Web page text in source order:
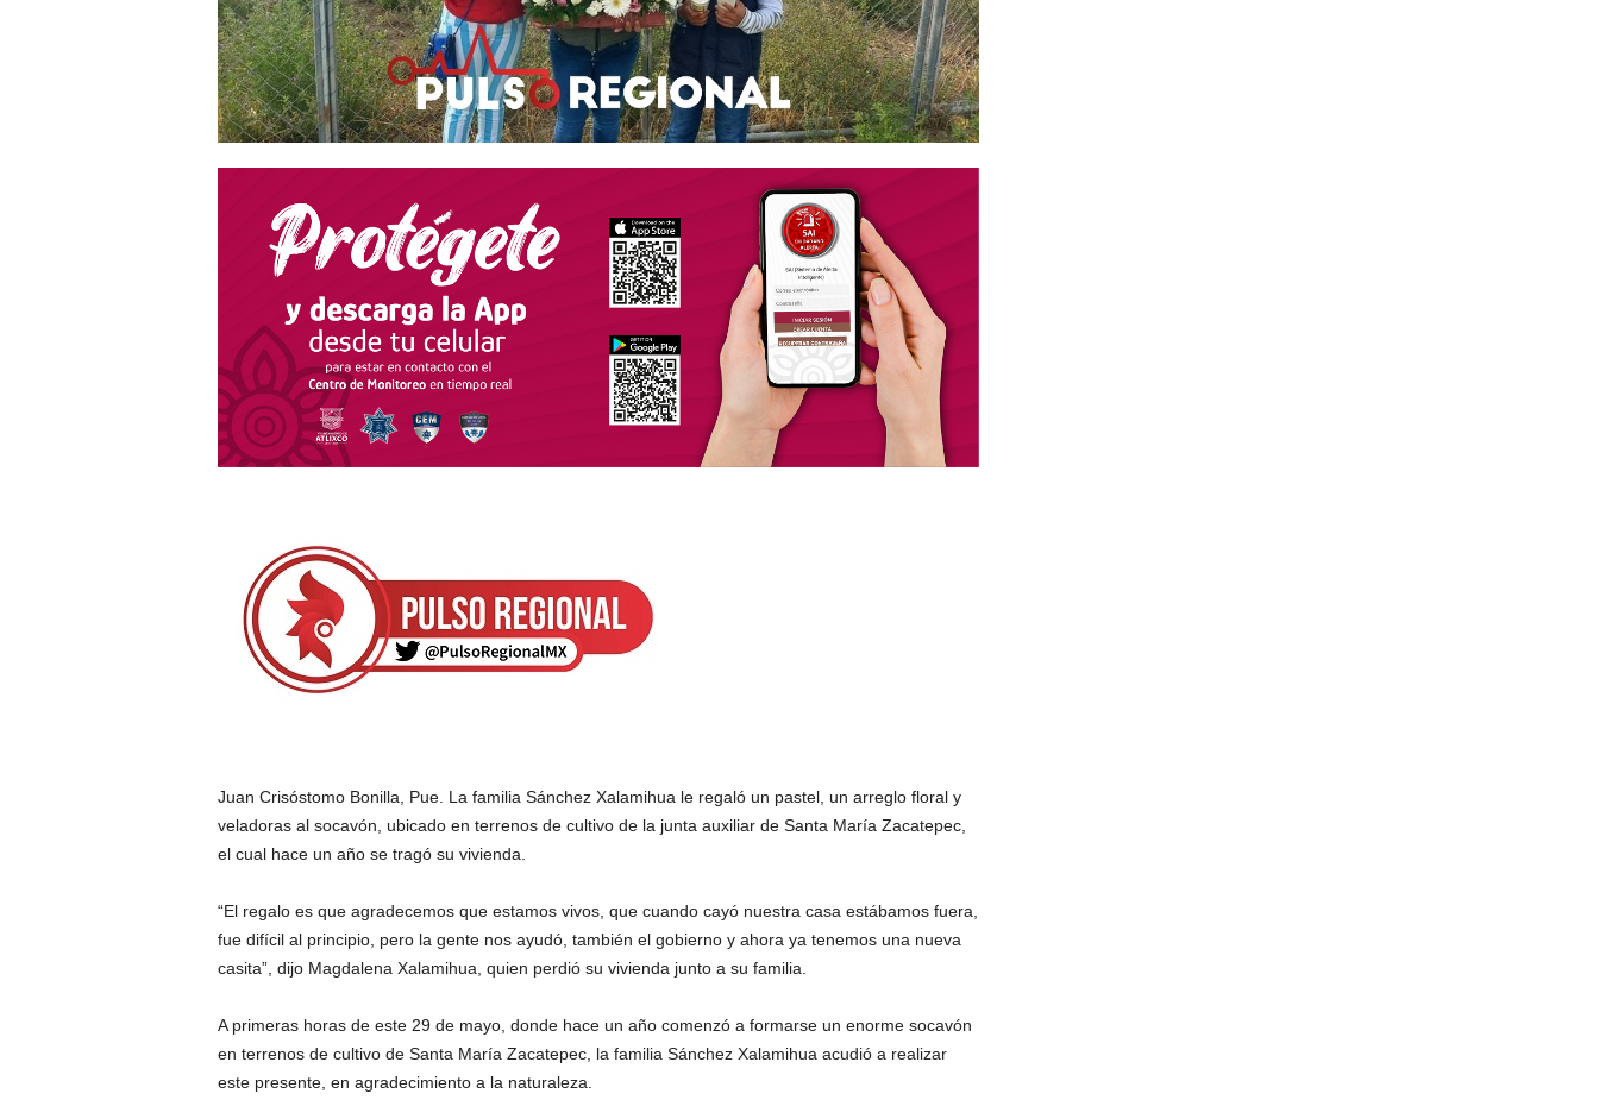
Juan Crisóstomo Bonilla, Pue. La familia Sánchez Xalamihua le regaló un pastel, un arreglo floral y
veladoras al socavón, ubicado en terrenos de cultivo de la junta auxiliar de Santa María Zacatepec,
el cual hace un año se tragó su vivienda.
“El regalo es que agradecemos que estamos vivos, que cuando cayó nuestra casa estábamos fuera,
fue difícil al principio, pero la gente nos ayudó, también el gobierno y ahora ya tenemos una nueva
casita”, dijo Magdalena Xalamihua, quien perdió su vivienda junto a su familia.
A primeras horas de este 29 de mayo, donde hace un año comenzó a formarse un enorme socavón
en terrenos de cultivo de Santa María Zacatepec, la familia Sánchez Xalamihua acudió a realizar
este presente, en agradecimiento a la naturaleza.